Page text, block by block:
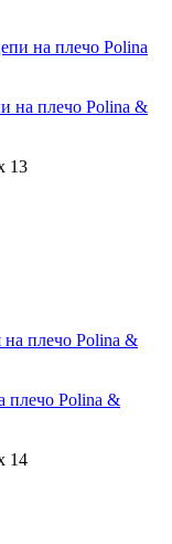
на плечо Polina &
13
плечо Polina &
14